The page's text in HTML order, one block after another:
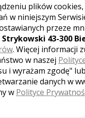
się jego
ze
plików
w niniejszym
przeze
43-300
. Więcej informacji
w naszej
i wyrażam zgodę"
danych w
w Polityce